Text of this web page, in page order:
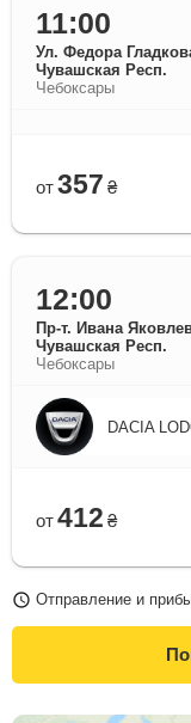
11:00
Ул. Федора
Чувашская Респ.
Чебоксары
от 357 ₴
12:00
Пр-т. Ивана
Чувашская Респ.
Чебоксары
DACIA
от 412 ₴
Отправление и